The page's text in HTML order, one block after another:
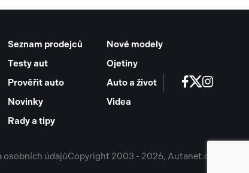
Seznam prodejců
Testy aut
Prověřit auto
Novinky
Rady a tipy
Nové modely
Ojetiny
Auto a život
Videa
osobních údajůCopyright 2003 - 2026, Autanet.cz